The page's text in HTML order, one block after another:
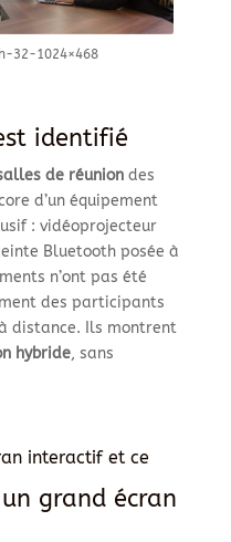
32-1024×468
identifié
de réuniondes
d’un équipement
: vidéoprojecteur
Bluetooth posée à
n’ont pas été
des participants
distance. Ils montrent
hybride, sans
interactif et ce
grand écran